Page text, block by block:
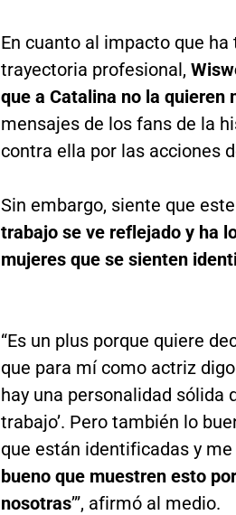
En cuanto al impacto que
trayectoria profesional,
que a Catalina no la quieren
mensajes de los fans de la
contra ella por las acciones
Sin embargo, siente que este
trabajo se ve reflejado y ha
mujeres que se sienten
“Es un plus porque quiere
que para mí como actriz digo
hay una personalidad sólida
trabajo’. Pero también lo
que están identificadas y me
bueno que muestren esto
nosotras’”, afirmó al medio.